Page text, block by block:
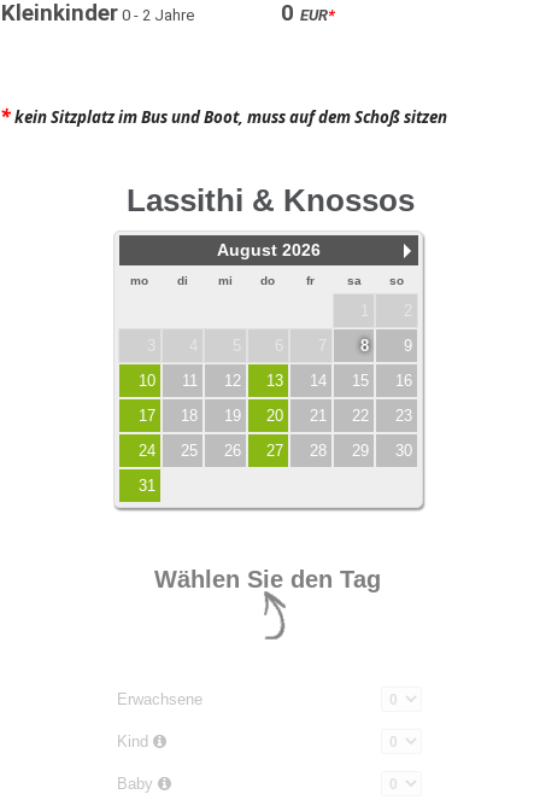
Kleinkinder 0 - 2 Jahre 0 EUR*
*kein Sitzplatz im Bus und Boot, muss auf dem Schoß sitzen